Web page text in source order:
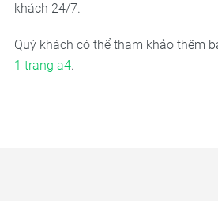
khách 24/7.
Quý khách có thể tham khảo thêm
1 trang a4.